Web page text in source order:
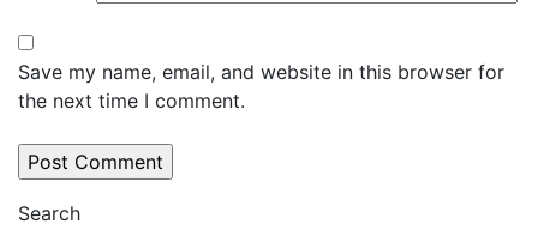
Save my name, email, and website in this browser for
the next time I comment.
Search